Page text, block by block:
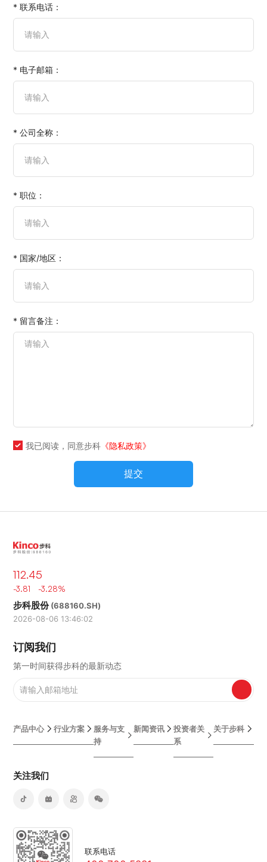
* 联系电话：
* 电子邮箱：
* 公司全称：
* 职位：
* 国家/地区：
* 留言备注：
我已阅读，同意步科 《隐私政策》
提交
112.45
-3.81 -3.28%
步科股份(688160.SH)
2026-08-06 13:46:02
订阅我们
第一时间获得步科的最新动态
产品中心 行业方案
服务与支
持
新闻资讯
投资者关
系
关于步科
关注我们
联系电话